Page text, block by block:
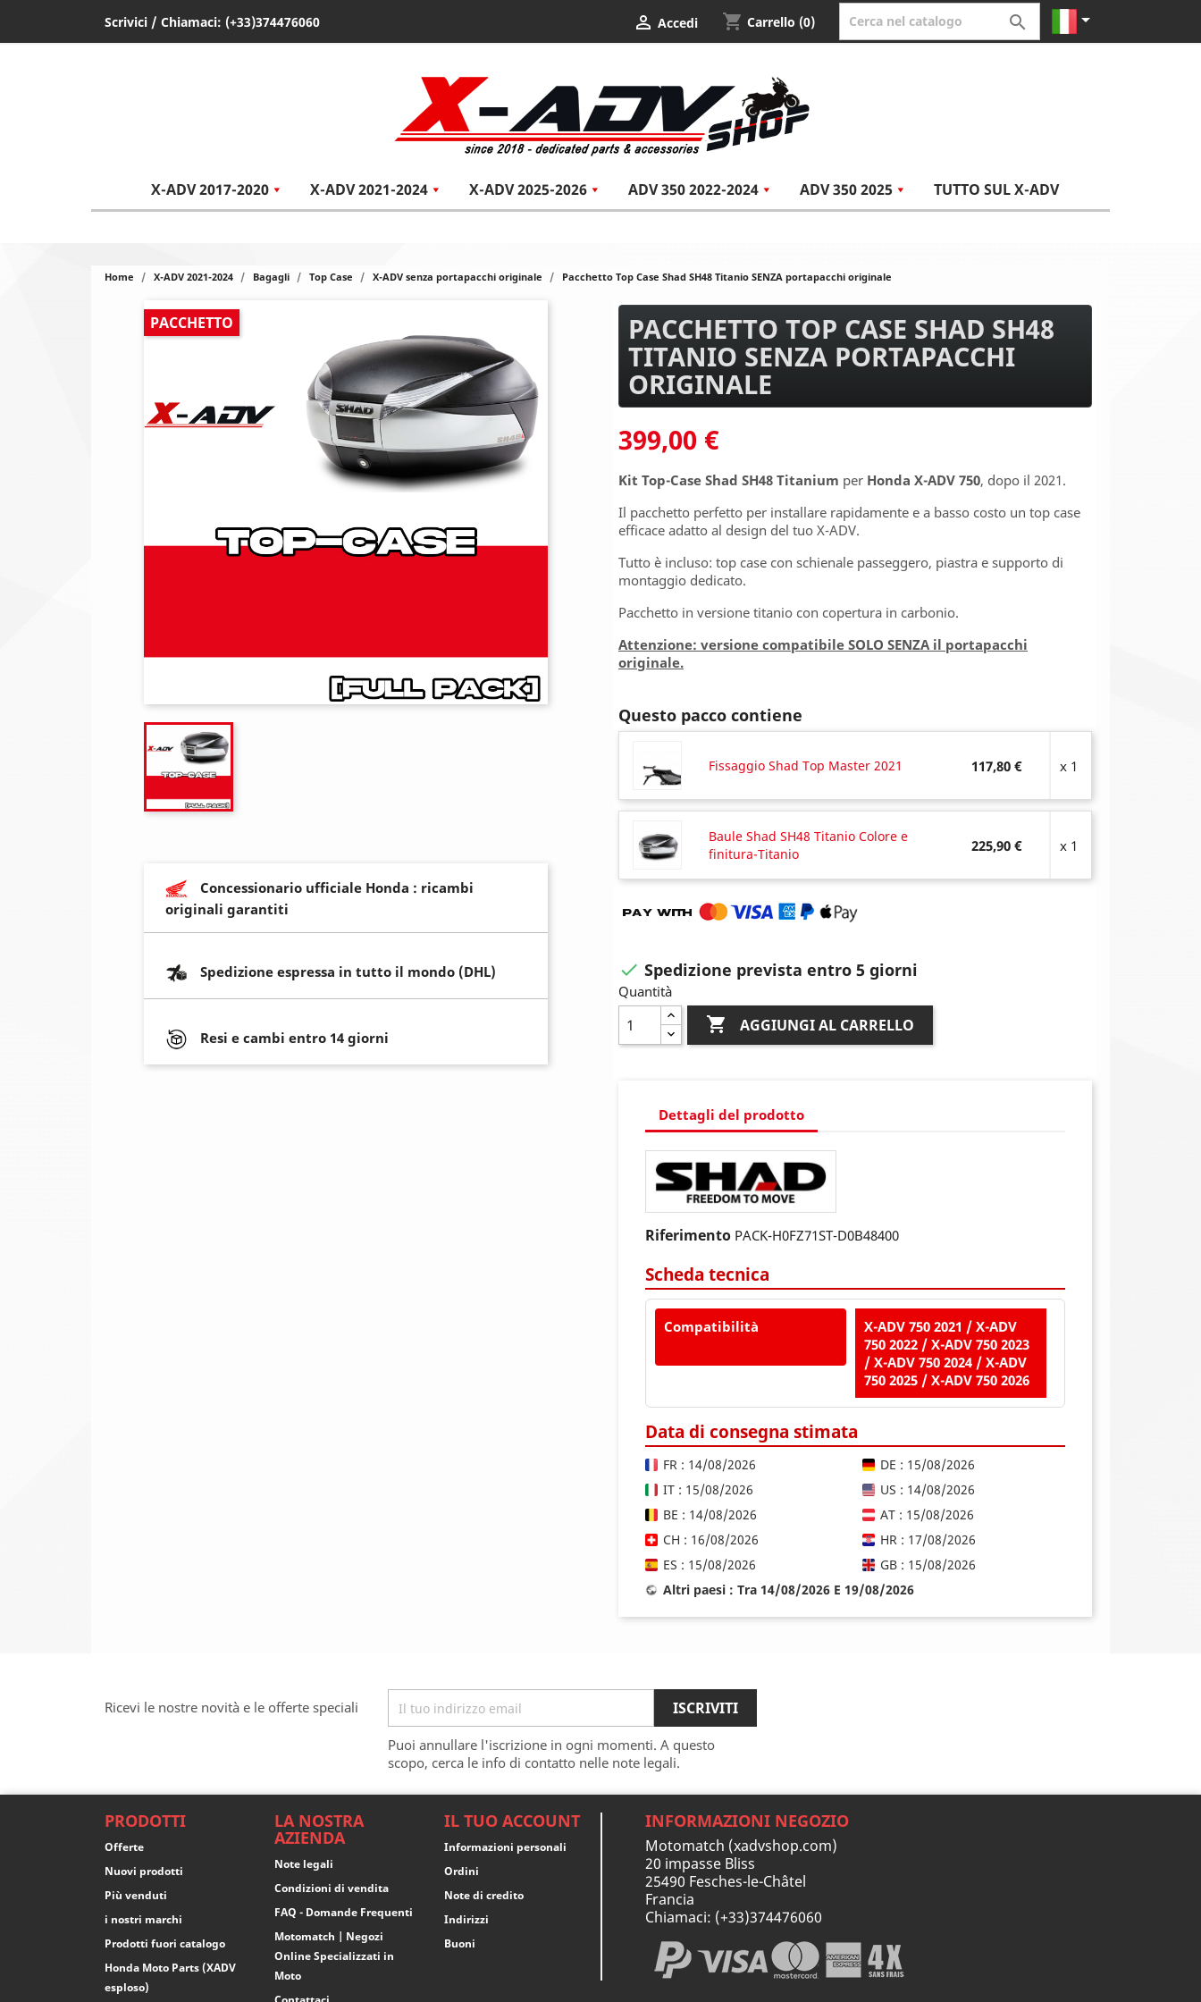
Scrivici / Chiamaci: (+33)374476060  Accedi shopping_cart Carrello (0)  
X-ADV 2017-2020 X-ADV 2021-2024 X-ADV 2025-2026 ADV 350 2022-2024 ADV 350 2025 TUTTO SUL X-ADV
Home X-ADV 2021-2024 Bagagli Top Case X-ADV senza portapacchi originale Pacchetto Top Case Shad SH48 Titanio SENZA portapacchi originale
PACCHETTO
Concessionario ufficiale Honda : ricambi
originali garantiti
Spedizione espressa in tutto il mondo (DHL)
Resi e cambi entro 14 giorni
PACCHETTO TOP CASE SHAD SH48
TITANIO SENZA PORTAPACCHI
ORIGINALE
399,00 €
Kit Top-Case Shad SH48 Titanium per Honda X-ADV 750, dopo il 2021.
Il pacchetto perfetto per installare rapidamente e a basso costo un top case
efficace adatto al design del tuo X-ADV.
Tutto è incluso: top case con schienale passeggero, piastra e supporto di
montaggio dedicato.
Pacchetto in versione titanio con copertura in carbonio.
Attenzione: versione compatibile SOLO SENZA il portapacchi
originale.
Questo pacco contiene
Fissaggio Shad Top Master 2021 117,80 € x 1
Baule Shad SH48 Titanio Colore e
finitura-Titanio
225,90 € x 1
 Spedizione prevista entro 5 giorni
Quantità
 AGGIUNGI AL CARRELLO
Dettagli del prodotto
Riferimento PACK-H0FZ71ST-D0B48400
Scheda tecnica
Compatibilità
X-ADV 750 2021 / X-ADV
750 2022 / X-ADV 750 2023
/ X-ADV 750 2024 / X-ADV
750 2025 / X-ADV 750 2026
Data di consegna stimata
FR : 14/08/2026
DE : 15/08/2026
IT : 15/08/2026
US : 14/08/2026
BE : 14/08/2026
AT : 15/08/2026
CH : 16/08/2026
HR : 17/08/2026
ES : 15/08/2026
GB : 15/08/2026
Altri paesi : Tra 14/08/2026 E 19/08/2026
Ricevi le nostre novità e le offerte speciali
Puoi annullare l'iscrizione in ogni momenti. A questo
scopo, cerca le info di contatto nelle note legali.
PRODOTTI
Offerte
Nuovi prodotti
Più venduti
i nostri marchi
Prodotti fuori catalogo
Honda Moto Parts (XADV
esploso)
LA NOSTRA
AZIENDA
Note legali
Condizioni di vendita
FAQ - Domande Frequenti
Motomatch | Negozi
Online Specializzati in
Moto
IL TUO ACCOUNT
Informazioni personali
Ordini
Note di credito
Indirizzi
Buoni
INFORMAZIONI NEGOZIO
Motomatch (xadvshop.com)
20 impasse Bliss
25490 Fesches-le-Châtel
Francia
Chiamaci: (+33)374476060